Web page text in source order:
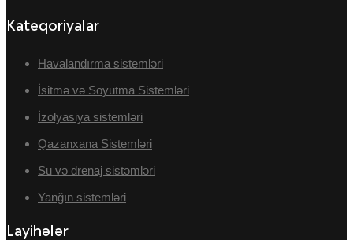
Kateqoriyalar
Havalandırma sistemləri
İsitmə və Soyutma Sistemləri
İzolyasiya sistemləri
Qazanxana Sistemləri
Su və drenaj sistəmləri
Yanğın sistemləri
Layihələr